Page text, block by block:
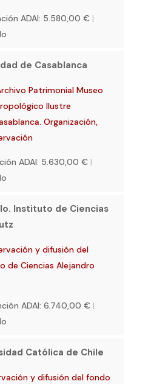
ADAI: 5.580,00 € |
de Casablanca
Patrimonial Museo
Ilustre
Organización,
ADAI: 5.630,00 € |
Instituto de Ciencias
y difusión del
de Ciencias Alejandro
ADAI: 6.740,00 € |
Católica de Chile
y difusión del fondo